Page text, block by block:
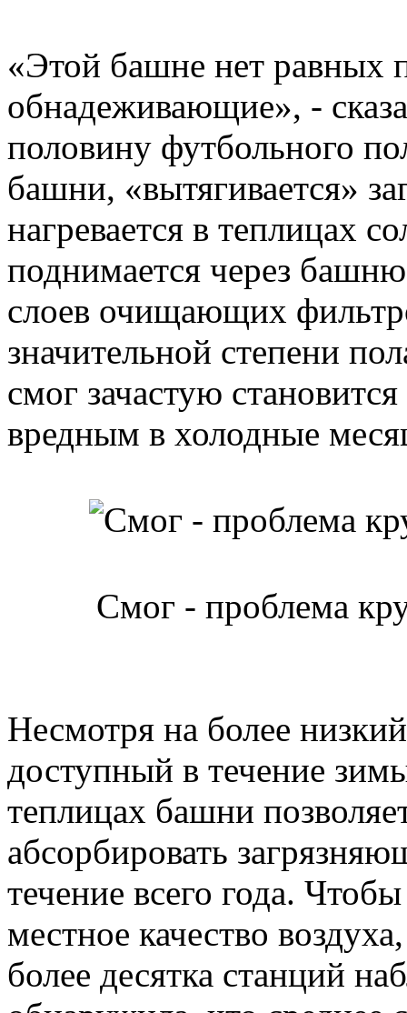
«Этой башне нет равных
обнадеживающие», -
половину футбольного
башни, «вытягивается»
нагревается в теплицах
поднимается через
слоев очищающих
значительной степени
смог зачастую
вредным в холодные
Смог - проблема
Несмотря на более
доступный в течение
теплицах башни
абсорбировать
течение всего года.
местное качество
более десятка станций